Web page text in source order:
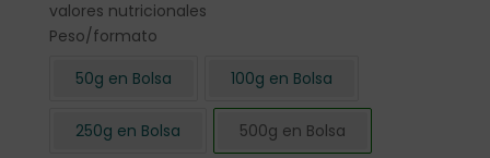
valores nutricionales
Peso/formato
50g en Bolsa
100g en Bolsa
250g en Bolsa 500g en Bolsa